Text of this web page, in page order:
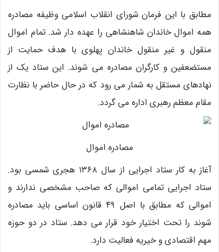
مطابق با این فرمان شورای انقلاب اسلامی وظیفه مصادره
همه اموال خاندان شاهنشاهی را عهده دار شد. تمام اموال
منقول و غیر منقول خاندان پهلوی با هدف حمایت از
مستضعفین و کارگران مصادره می شوند. این ستاد یک از
نهادهای مستقل به شمار می رود که در حال حاضر با نظارت
مقام معظم رهبری اداره می گردد.
مصادره اموال
آغاز به کار ستاد اجرایی از سال ۱۳۶۸ هجری شمسی بود.
ستاد اجرایی تمامی اموالی که صاحب مشخصی ندارند و
اموالی که مطابق با اصل ۴۹ قانون اساسی باید مصادره
شوند را تحت اختیار خود قرار می دهد. ستاد در دو حوزه
مهم اقتصادی و خیریه فعالیت دارد.